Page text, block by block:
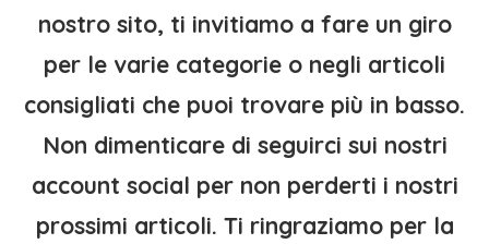
nostro sito, ti invitiamo a fare un giro
per le varie categorie o negli articoli
consigliati che puoi trovare più in basso.
Non dimenticare di seguirci sui nostri
account social per non perderti i nostri
prossimi articoli. Ti ringraziamo per la